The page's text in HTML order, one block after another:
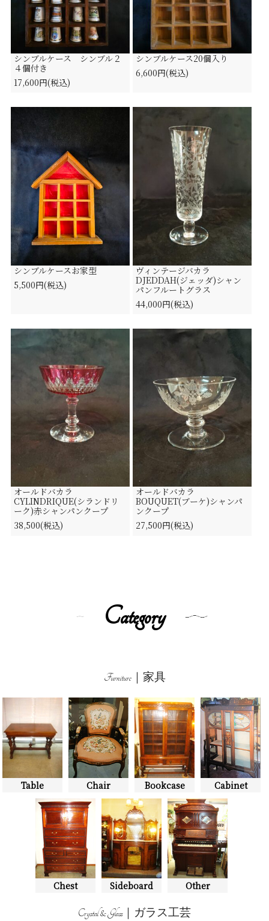
シンブルケース シンブル２
４個付き
17,600円(税込)
シンブルケース20個入り
6,600円(税込)
シンブルケースお家型
5,500円(税込)
ヴィンテージバカラ
DJEDDAH(ジェッダ)シャン
パンフルートグラス
44,000円(税込)
オールドバカラ
CYLINDRIQUE(シランドリ
ーク)赤シャンパンクープ
38,500(税込)
オールドバカラ
BOUQUET(ブーケ)シャンパ
ンクープ
27,500円(税込)
Category
Furniture｜家具
Table Chair Bookcase Cabinet
Chest Sideboard Other
Crystal & Glass｜ガラス工芸